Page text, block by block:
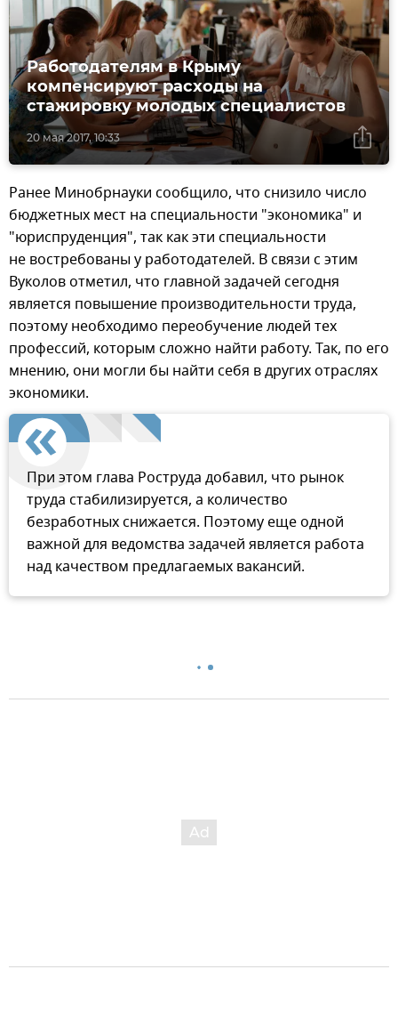
20 мая 2017, 10:33
Работодателям в Крыму
компенсируют расходы на
стажировку молодых специалистов
Ранее Минобрнауки сообщило, что снизило число
бюджетных мест на специальности "экономика" и
"юриспруденция", так как эти специальности
не востребованы у работодателей. В связи с этим
Вуколов отметил, что главной задачей сегодня
является повышение производительности труда,
поэтому необходимо переобучение людей тех
профессий, которым сложно найти работу. Так, по его
мнению, они могли бы найти себя в других отраслях
экономики.
При этом глава Роструда добавил, что рынок
труда стабилизируется, а количество
безработных снижается. Поэтому еще одной
важной для ведомства задачей является работа
над качеством предлагаемых вакансий.